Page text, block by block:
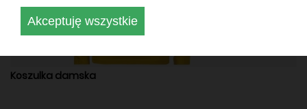
Koszulka damska
Akceptuję wszystkie